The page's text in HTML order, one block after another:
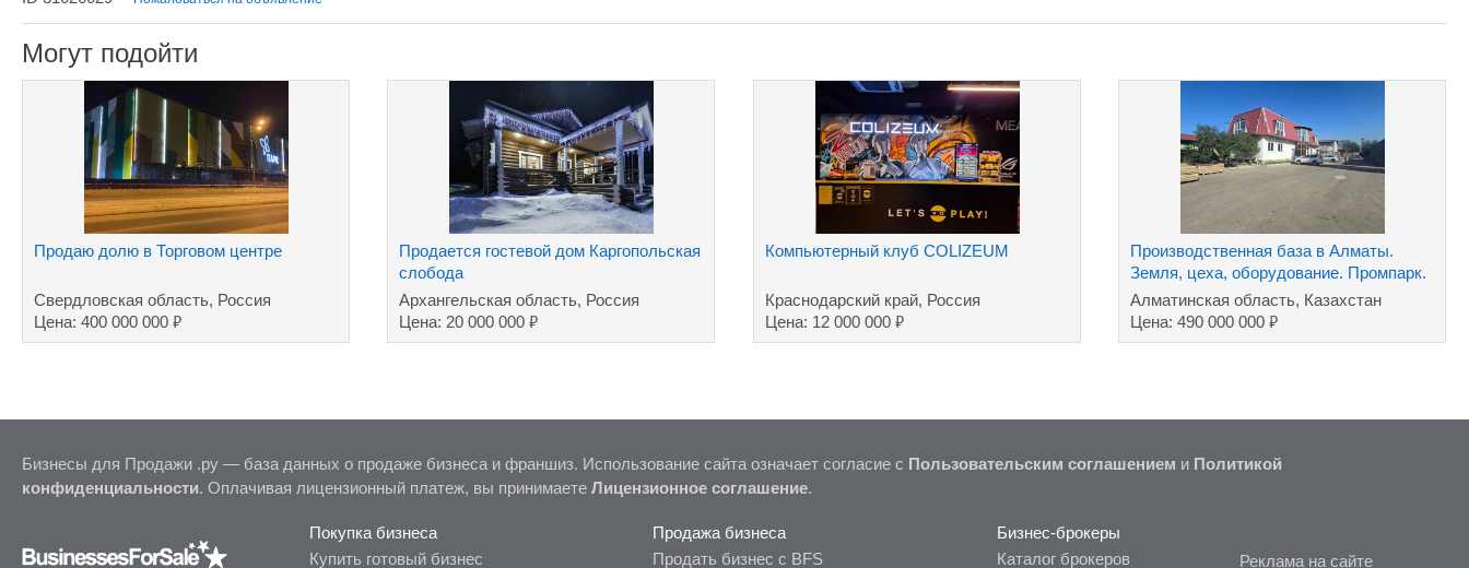
Могут подойти
Продаю долю в Торговом центре
Свердловская область, Россия
Цена: 400 000 000 ₽
Продается гостевой дом Каргопольская
слобода
Архангельская область, Россия
Цена: 20 000 000₽
Компьютерный клуб COLIZEUM
Краснодарский край, Россия
Цена: 12 000 000 ₽
Производственная база в Алматы.
Земля, цеха, оборудование. Промпарк.
Алматинская область, Казахстан
Цена: 490 000 000₽
Бизнесы для Продажи .ру — база данных о продаже бизнеса и франшиз. Использование сайта означает согласие с Пользовательским соглашением и Политикой
конфиденциальности. Оплачивая лицензионный платеж, вы принимаете Лицензионное соглашение.
Покупка бизнеса
Купить готовый бизнес
Продажа бизнеса
Продать бизнес с BFS
Бизнес-брокеры
Каталог брокеров
Реклама на сайте